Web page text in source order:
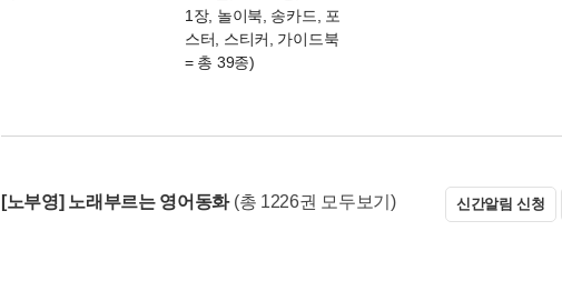
1장, 놀이북, 송카드, 포
스터, 스티커, 가이드북
= 총 39종)
[노부영] 노래부르는 영어동화 (총 1226권 모두보기) 신간알림 신청